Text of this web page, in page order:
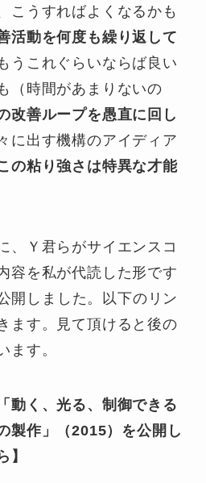
こうすればよくなるかも
活動を何度も繰り返して
うこれぐらいならば良い
（時間があまりないの
改善ループを愚直に回し
に出す機構のアイディア
の粘り強さは特異な才能
、Ｙ君らがサイエンスコ
容を私が代読した形です
開しました。以下のリン
ます。見て頂けると後の
ます。
動く、光る、制御できる
製作」（2015）を公開し
】